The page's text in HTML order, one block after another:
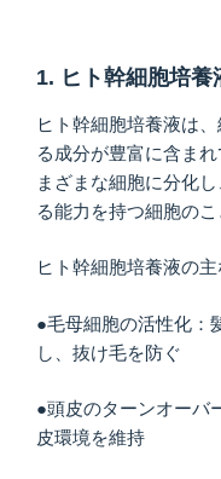
1. ヒト幹細胞培養
ヒト幹細胞培養液は
る成分が豊富に含ま
まざまな細胞に分化
る能力を持つ細胞のこ
ヒト幹細胞培養液の
●毛母細胞の活性化：
し、抜け毛を防ぐ
●頭皮のターンオーバ
皮環境を維持